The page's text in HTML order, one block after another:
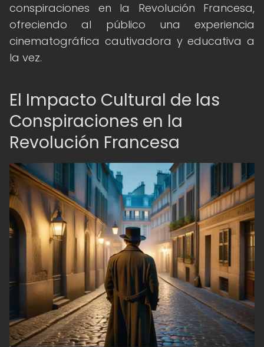
conspiraciones en la Revolución Francesa,
ofreciendo al público una experiencia
cinematográfica cautivadora y educativa a
la vez.
El Impacto Cultural de las
Conspiraciones en la
Revolución Francesa